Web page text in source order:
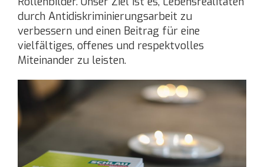
durch Antidiskriminierungsarbeit zu
verbessern und einen Beitrag für eine
vielfältiges, offenes und respektvolles
Miteinander zu leisten.